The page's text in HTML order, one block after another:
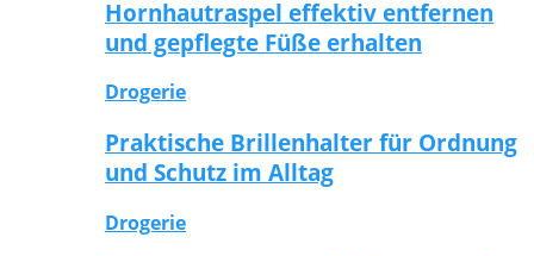
Hornhautraspel effektiv entfernen
und gepflegte Füße erhalten
Drogerie
Praktische Brillenhalter für Ordnung
und Schutz im Alltag
Drogerie